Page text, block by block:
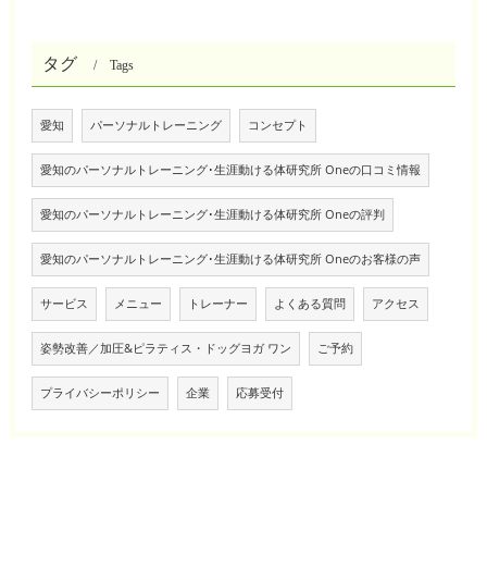
タグ Tags
愛知 パーソナルトレーニング コンセプト
愛知のパーソナルトレーニング･生涯動ける体研究所 Oneの口コミ情報
愛知のパーソナルトレーニング･生涯動ける体研究所 Oneの評判
愛知のパーソナルトレーニング･生涯動ける体研究所 Oneのお客様の声
サービス メニュー トレーナー よくある質問 アクセス
姿勢改善／加圧&ピラティス・ドッグヨガ ワン ご予約
プライバシーポリシー 企業 応募受付